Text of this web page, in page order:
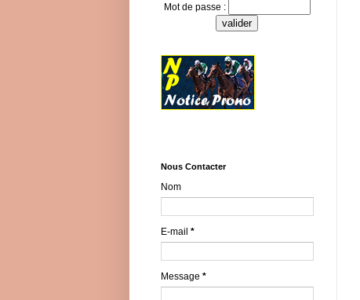
Mot de passe :
Nous Contacter
Nom
E-mail *
Message *